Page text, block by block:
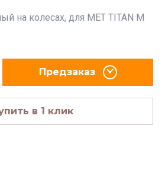
на колесах, для MET TITAN M
Предзаказ
в 1 клик